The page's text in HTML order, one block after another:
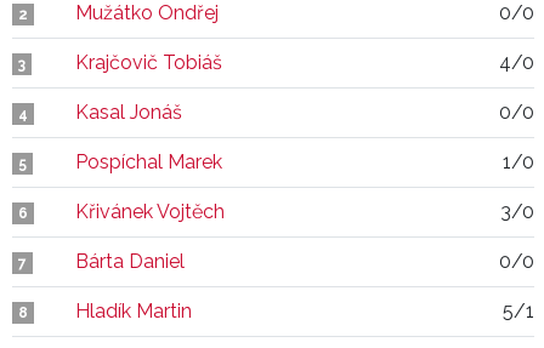
2 Mužátko Ondřej 0/0
3 Krajčovič Tobiáš 4/0
4 Kasal Jonáš 0/0
5 Pospíchal Marek 1/0
6 Křivánek Vojtěch 3/0
7 Bárta Daniel 0/0
8 Hladík Martin 5/1